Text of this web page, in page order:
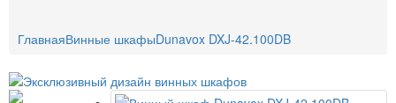
ГлавнаяВинные шкафыDunavox DXJ-42.100DB